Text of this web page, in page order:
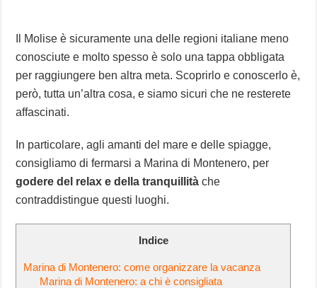
Il Molise è sicuramente una delle regioni italiane meno
conosciute e molto spesso è solo una tappa obbligata
per raggiungere ben altra meta. Scoprirlo e conoscerlo è,
però, tutta un’altra cosa, e siamo sicuri che ne resterete
affascinati.
In particolare, agli amanti del mare e delle spiagge,
consigliamo di fermarsi a Marina di Montenero, per
godere del relax e della tranquillità che
contraddistingue questi luoghi.
Indice
Marina di Montenero: come organizzare la vacanza
Marina di Montenero: a chi è consigliata